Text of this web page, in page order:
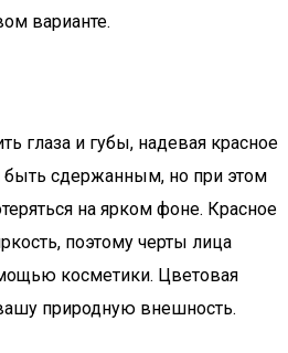
варианте.
глаза и губы, надевая красное
сдержанным, но при этом
на ярком фоне. Красное
поэтому черты лица
косметики. Цветовая
природную внешность.